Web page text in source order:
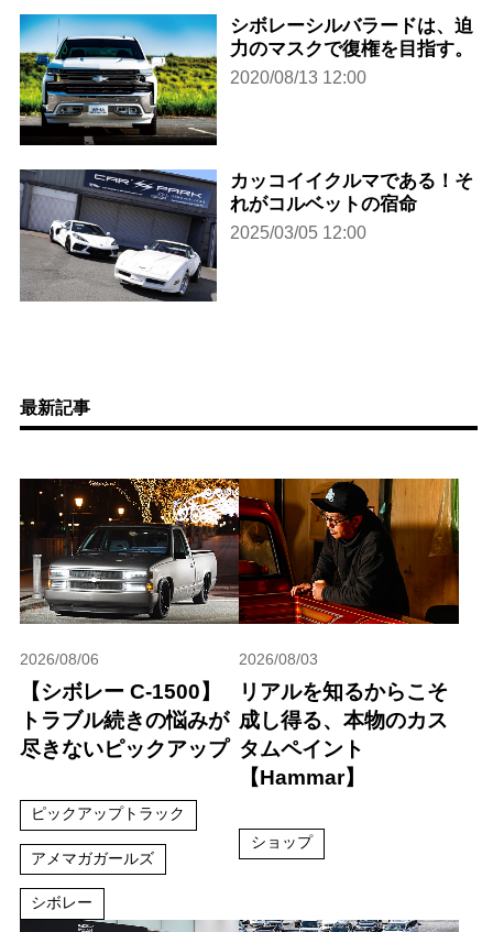
シボレーシルバラードは、迫
力のマスクで復権を目指す。
2020/08/13 12:00
カッコイイクルマである！そ
れがコルベットの宿命
2025/03/05 12:00
最新記事
2026/08/06
【シボレー C-1500】
トラブル続きの悩みが
尽きないピックアップ
ピックアップトラック
アメマガガールズ
シボレー
2026/08/03
リアルを知るからこそ
成し得る、本物のカス
タムペイント
【Hammar】
ショップ